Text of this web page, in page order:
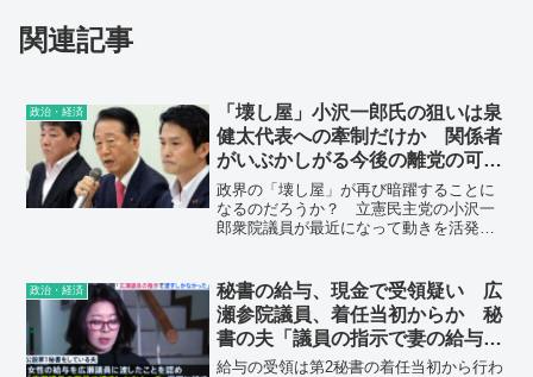
関連記事
政治・経済
「壊し屋」小沢一郎氏の狙いは泉
健太代表への牽制だけか 関係者
がいぶかしがる今後の離党の可能
性
政界の「壊し屋」が再び暗躍することに
なるのだろうか？ 立憲民主党の小沢一
郎衆院議員が最近になって動きを活発化
現する有志の会」を立ち上げ、さらに国
会会期末の21日には党内グループ「一清
会」を発足させたと発表した。
政治・経済
秘書の給与、現金で受領疑い 広
瀬参院議員、着任当初からか 秘
書の夫「議員の指示で妻の給与渡
した」
給与の受領は第2秘書の着任当初から行わ